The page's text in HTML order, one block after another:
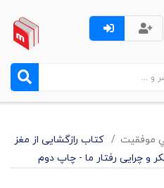
موفقيت
کتاب رازگشایی از مغز
و چرایی رفتار ما - چاپ دوم